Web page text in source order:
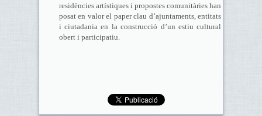
residències artístiques i propostes comunitàries han
posat en valor el paper clau d’ajuntaments, entitats
i ciutadania en la construcció d’un estiu cultural
obert i participatiu.